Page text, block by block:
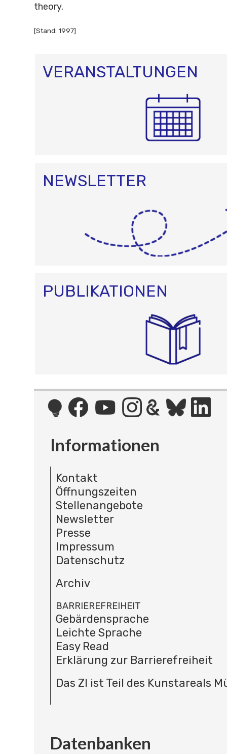
theory.
[Stand: 1997]
VERANSTALTUNGEN
NEWSLETTER
PUBLIKATIONEN
Informationen
Kontakt
Öffnungszeiten
Stellenangebote
Newsletter
Presse
Impressum
Datenschutz
Archiv
BARRIEREFREIHEIT
Gebärdensprache
Leichte Sprache
Easy Read
Erklärung zur Barrierefreiheit
Das ZI ist Teil des Kunstareals
Datenbanken